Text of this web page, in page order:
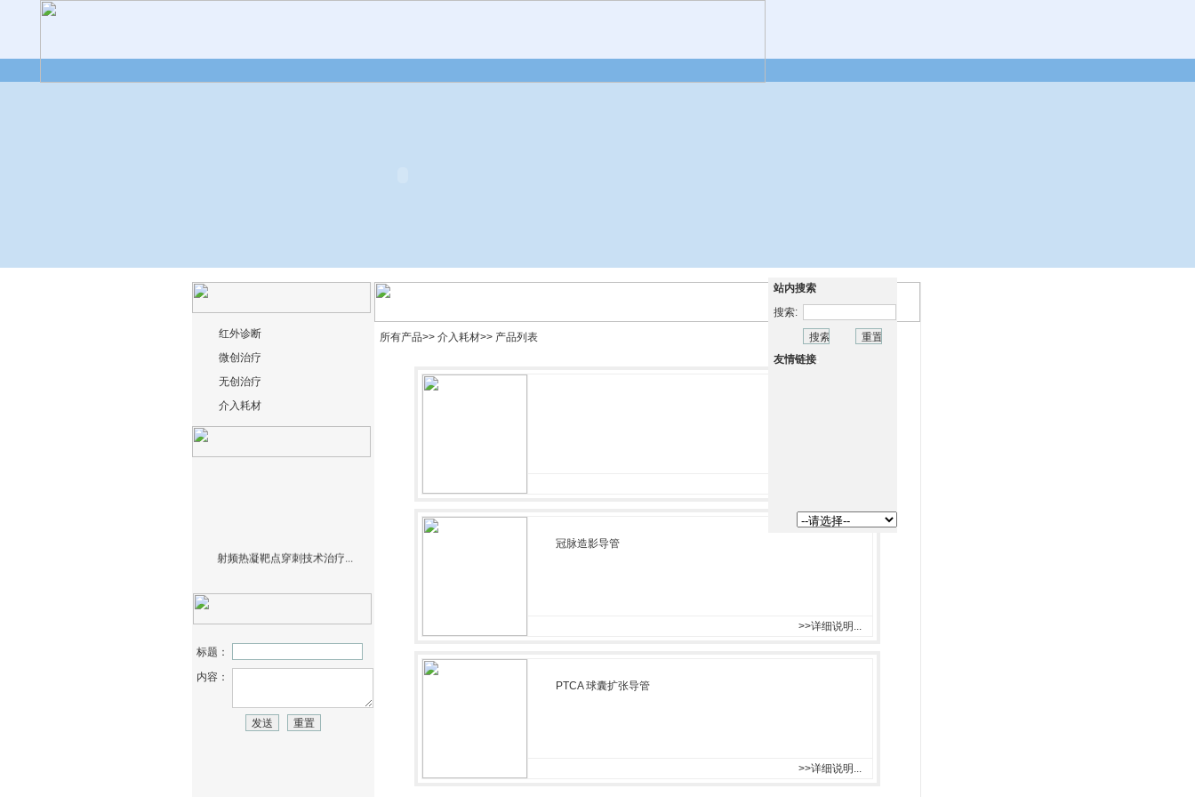
站内搜索
搜索:
友情链接
红外诊断
微创治疗
无创治疗
介入耗材
射频热凝靶点穿刺技术治疗...
标题：
内容：
所有产品>> 介入耗材>> 产品列表
冠脉造影导管
>>详细说明...
PTCA 球囊扩张导管
>>详细说明...